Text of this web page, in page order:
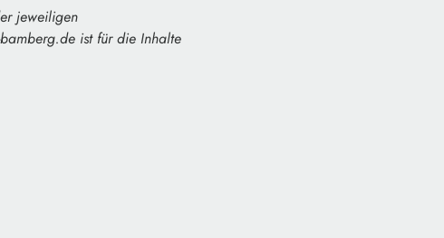
jeweiligen
ist für die Inhalte